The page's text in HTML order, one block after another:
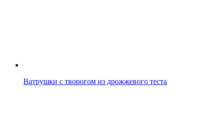
Ватрушки с творогом из дрожжевого теста